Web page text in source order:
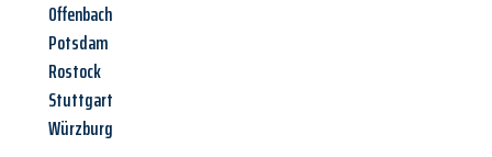
Offenbach
Potsdam
Rostock
Stuttgart
Würzburg